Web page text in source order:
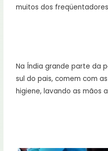
muitos dos
Na Índia grande parte da
sul do pais, comem com
higiene, lavando as mãos